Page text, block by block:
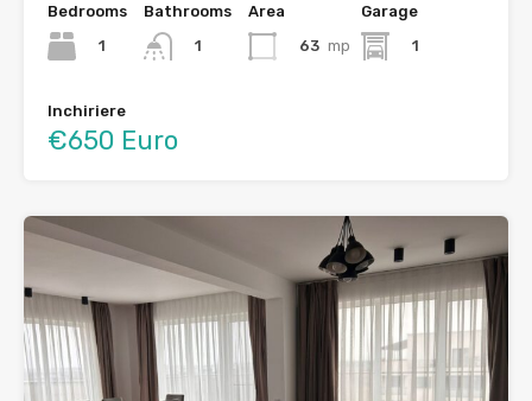
Bedrooms
1
Bathrooms
1
Area
63 mp
Garage
1
Inchiriere
€650 Euro